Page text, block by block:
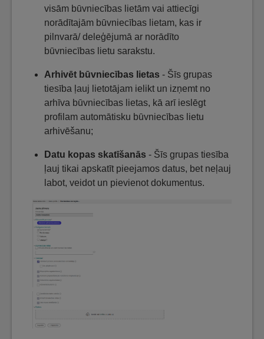
visām būvniecības lietām vai attiecīgi
norādītajām būvniecības lietam, kas ir
pilnvarā/ deleģējumā ar norādīto
būvniecības lietu sarakstu.
Arhivēt būvniecības lietas - Šīs grupas
tiesība ļauj lietotājam ielikt un izņemt no
arhīva būvniecības lietas, kā arī ieslēgt
profilam automātisku būvniecības lietu
arhivēšanu;
Datu kopas skatīšanās - Šīs grupas tiesība
ļauj tikai apskatīt pieejamos datus, bet neļauj
labot, veidot un pievienot dokumentus.